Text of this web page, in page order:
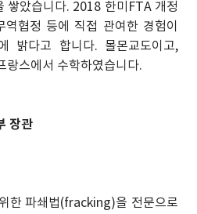
쌓았습니다. 2018 한미FTA 개정
협정 등에 직접 관여한 경험이
밝다고 합니다. 몰몬교도이고,
스에서 수학하였습니다.
장관
한 파쇄법(fracking)을 전문으로